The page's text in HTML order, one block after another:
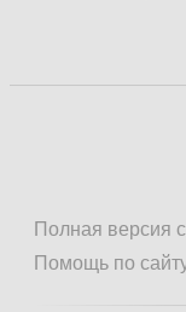
Полная версия
Помощь по